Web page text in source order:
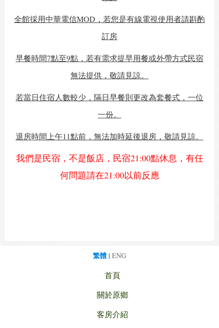
全館採用中華電信MOD，若您是有線電視使用者請斟酌
訂房
早餐時間7點至9點，若有需求提早用餐或外帶方式民宿
無法提供，敬請見諒。
若當日住宿人數較少，隔日早餐則更改為套餐式，一位
一份。
退房時間上午11點前，無法加時延後退房，敬請見諒。
我們是民宿，不是飯店，民宿21:00點休息，有任
何問題請在21:00以前反應
繁體 | ENG
首頁
關於原鄉
客房介紹